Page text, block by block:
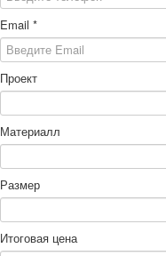
Email *
Проект
Материалл
Размер
Итоговая цена